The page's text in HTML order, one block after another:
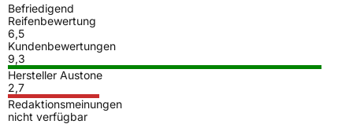
Befriedigend
Reifenbewertung
6,5
Kundenbewertungen
9,3
Hersteller Austone
2,7
Redaktionsmeinungen
nicht verfügbar